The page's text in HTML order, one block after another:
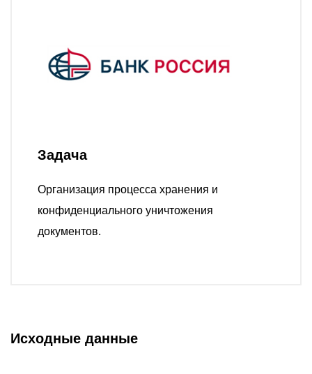
Расчет
Задача
Организация процесса хранения и
конфиденциального уничтожения
документов.
Исходные данные